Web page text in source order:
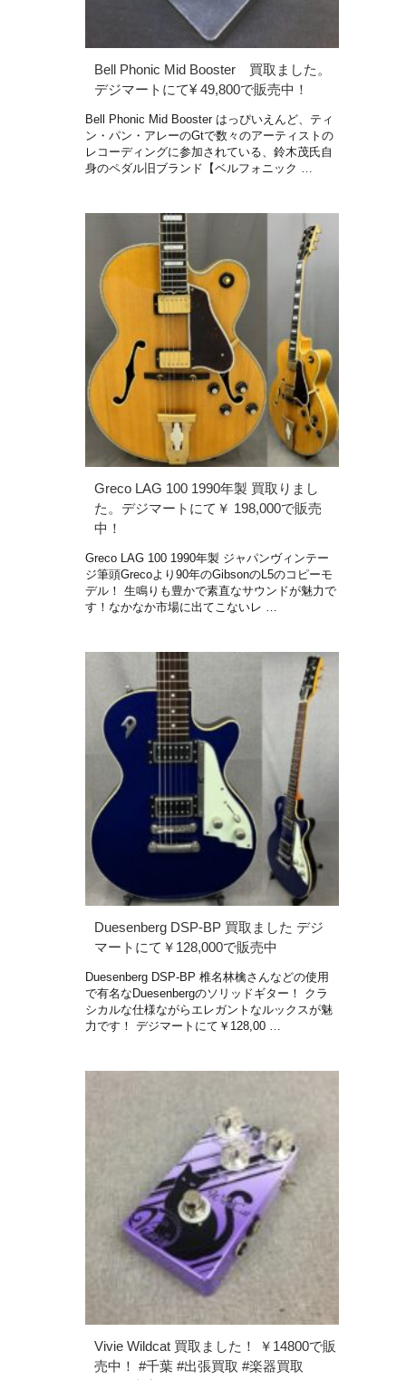
Bell Phonic Mid Booster 買取ました。
デジマートにて¥ 49,800で販売中！
Bell Phonic Mid Booster はっぴいえんど、ティ
ン・パン・アレーのGtで数々のアーティストの
レコーディングに参加されている、鈴木茂氏自
身のペダル旧ブランド【ベルフォニック …
Greco LAG 100 1990年製 買取りまし
た。デジマートにて￥ 198,000で販売
中！
Greco LAG 100 1990年製 ジャパンヴィンテー
ジ筆頭Grecoより90年のGibsonのL5のコピーモ
デル！ 生鳴りも豊かで素直なサウンドが魅力で
す！なかなか市場に出てこないレ …
Duesenberg DSP-BP 買取ました デジ
マートにて￥128,000で販売中
Duesenberg DSP-BP 椎名林檎さんなどの使用
で有名なDuesenbergのソリッドギター！ クラ
シカルな仕様ながらエレガントなルックスが魅
力です！ デジマートにて￥128,00 …
Vivie Wildcat 買取ました！ ￥14800で販
売中！ #千葉 #出張買取 #楽器買取